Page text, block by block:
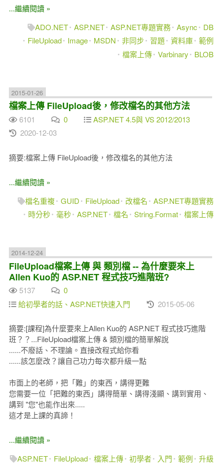
...繼續閱讀 »
ADO.NET ASP.NET ASP.NET專題實務 Async
DB
FileUpload
Image MSDN 非同步 習題 資料庫 範例
檔案上傳 Varbinary BLOB
2015-01-26
檔案上傳 FileUpload後，修改檔名的其他方法
6101 0
ASP.NET 4.5與 VS 2012/2013
2020-12-03
摘要:檔案上傳 FileUpload後，修改檔名的其他方法
...繼續閱讀 »
檔名重複 GUID FileUpload 改檔名
ASP.NET專題實務
時分秒
毫秒 ASP.NET 檔名 String.Format 檔案上傳
2014-12-24
FileUpload檔案上傳 與 類別檔 -- 為什麼要來上
Allen Kuo的 ASP.NET 程式技巧進階班?
5137
0
給初學者的話、ASP.NET快速入門
2015-05-06
摘要:[課程]為什麼要來上Allen Kuo的 ASP.NET 程式技巧進階
班？？...FileUpload檔案上傳 & 類別檔的簡單解說
......不廢話、不理論。直接改程式給你看
......該怎麼改？讓自己功力每次都升級一點
市面上的老師，把「難」的東西，講得更難
您需要一位「把難的東西」講得簡單、講得淺顯、講到實用、
講到 "您"也能作出來.....
這才是上課的真諦！
...繼續閱讀 »
ASP.NET
FileUpload 檔案上傳 初學者 入門 範例
升級